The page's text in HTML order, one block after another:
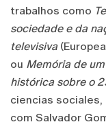
trabalhos como
sociedade e da
televisiva
ou Memória de
histórica sobre o
ciencias
com Salvador